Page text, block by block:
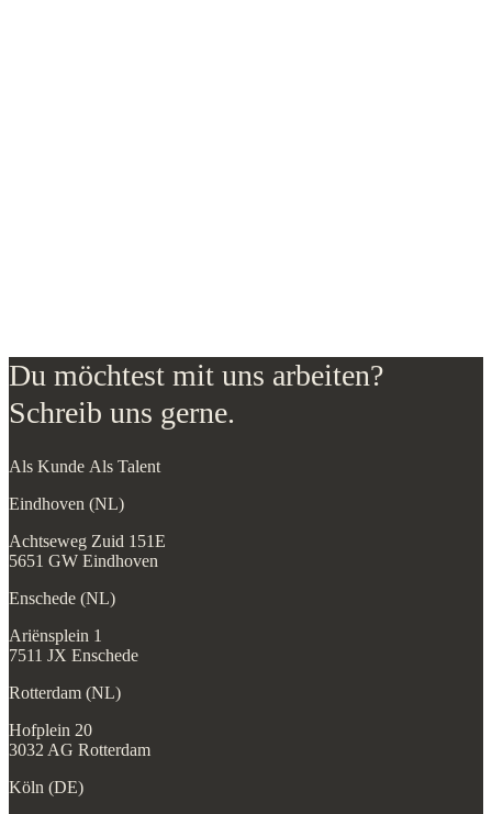
Du möchtest mit uns arbeiten?
Schreib uns gerne.
Als Kunde Als Talent
Eindhoven (NL)
Achtseweg Zuid 151E
5651 GW Eindhoven
Enschede (NL)
Ariënsplein 1
7511 JX Enschede
Rotterdam (NL)
Hofplein 20
3032 AG Rotterdam
Köln (DE)